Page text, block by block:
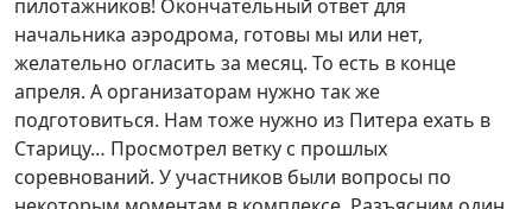
пилотажников! Окончательный ответ для
начальника аэродрома, готовы мы или нет,
желательно огласить за месяц. То есть в конце
апреля. А организаторам нужно так же
подготовиться. Нам тоже нужно из Питера ехать в
Старицу… Просмотрел ветку с прошлых
соревнований. У участников были вопросы по